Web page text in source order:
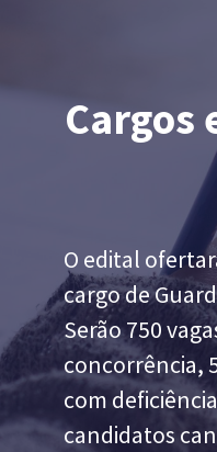
Cargos
O edital
cargo de
Serão 750
concorrência,
com
candidatos